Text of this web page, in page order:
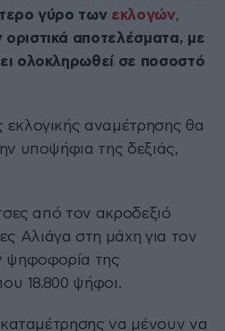
γύρο των εκλογών,
οριστικά αποτελέσματα, με
ολοκληρωθεί σε ποσοστό
αναμέτρησης θα
υποψήφια της δεξιάς,
από τον ακροδεξιό
Αλιάγα στη μάχη για τον
ψηφοφορία της
18.800 ψήφοι.
να μένουν να